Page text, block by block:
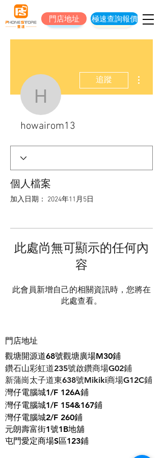
立即預約維修
門店地址
門店地址 極速查詢報價
howairom13
追蹤
howairom13
個人檔案
加入日期： 2024年11月5日
此處尚無可顯示的任何內
容
此會員新增自己的相關資訊時，您將在
此處查看。
門店地址
觀塘開源道68號觀塘廣場M30鋪
鑽石山彩虹道235號啟鑽商場G02鋪
​新蒲崗太子道東638號Mikiki商場G12C鋪
灣仔電腦城1/F 126A鋪
灣仔電腦城1/F 154&167鋪
灣仔電腦城2/F 260鋪
元朗壽富街1號1B地舖
屯門愛定商場S區123鋪